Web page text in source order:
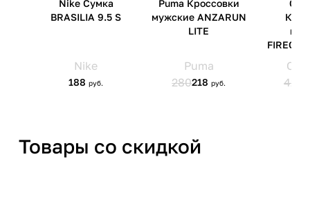
Товары со скидкой